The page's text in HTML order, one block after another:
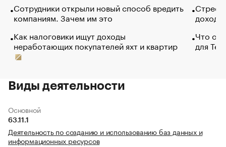
Сотрудники открыли новый способ вредить
компаниям. Зачем им это
Как налоговики ищут доходы
неработающих покупателей яхт и квартир
Что
для
Виды деятельности
Основной
63.11.1
Деятельность по созданию и использованию баз данных и
информационных ресурсов